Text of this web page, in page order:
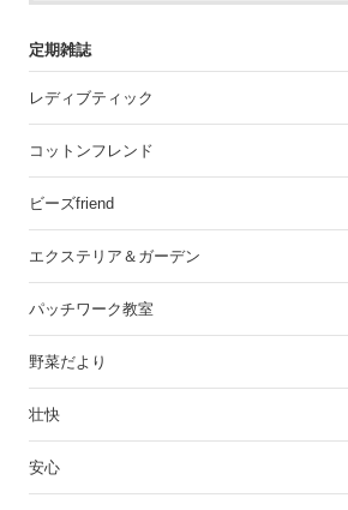
定期雑誌
レディブティック
コットンフレンド
ビーズfriend
エクステリア＆ガーデン
パッチワーク教室
野菜だより
壮快
安心